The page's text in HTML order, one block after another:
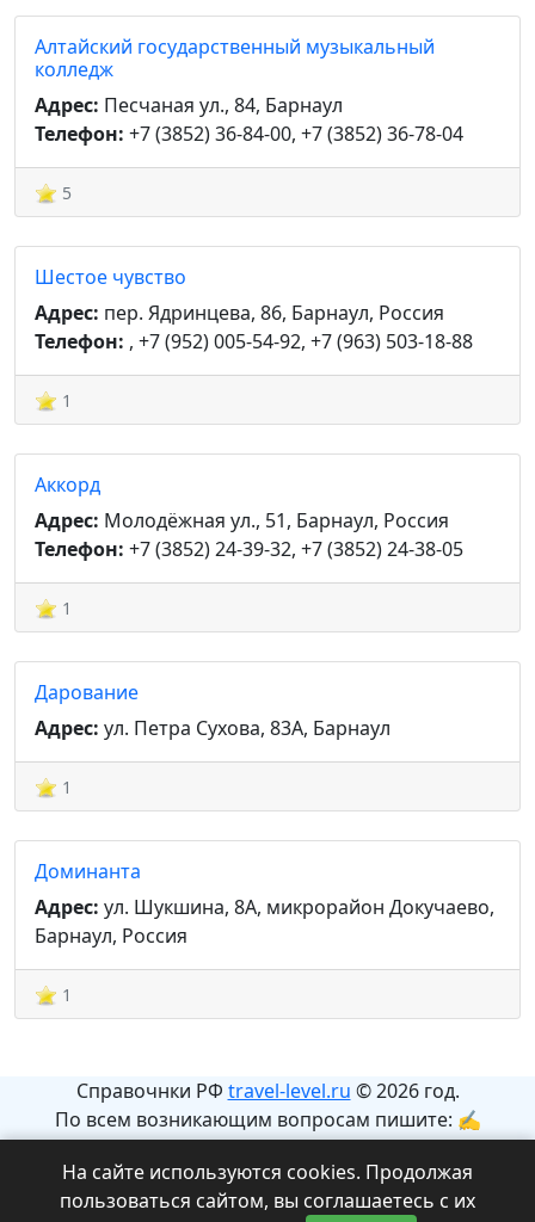
Алтайский государственный музыкальный
колледж
Адрес: Песчаная ул., 84, Барнаул
Телефон: +7 (3852) 36-84-00, +7 (3852) 36-78-04
5
Шестое чувство
Адрес: пер. Ядринцева, 86, Барнаул, Россия
Телефон: , +7 (952) 005-54-92, +7 (963) 503-18-88
1
Аккорд
Адрес: Молодёжная ул., 51, Барнаул, Россия
Телефон: +7 (3852) 24-39-32, +7 (3852) 24-38-05
1
Дарование
Адрес: ул. Петра Сухова, 83А, Барнаул
1
Доминанта
Адрес: ул. Шукшина, 8А, микрорайон Докучаево,
Барнаул, Россия
1
Справочнки РФ travel-level.ru © 2026 год.
По всем возникающим вопросам пишите: ✍
info@travel-level.ru
На сайте может содержаться информация с
ограничениями 12+.
На сайте используются cookies. Продолжая
пользоваться сайтом, вы соглашаетесь с их